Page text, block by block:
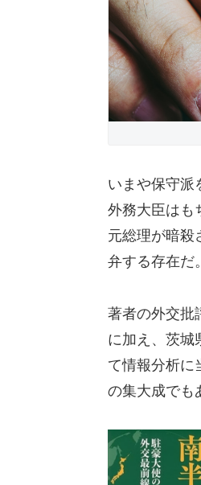
いまや保守派
外務大臣はも
元総理が暗殺
弁する存在だ。
著者の外交批
に加え、茨城
て情報分析に
の集大成でも